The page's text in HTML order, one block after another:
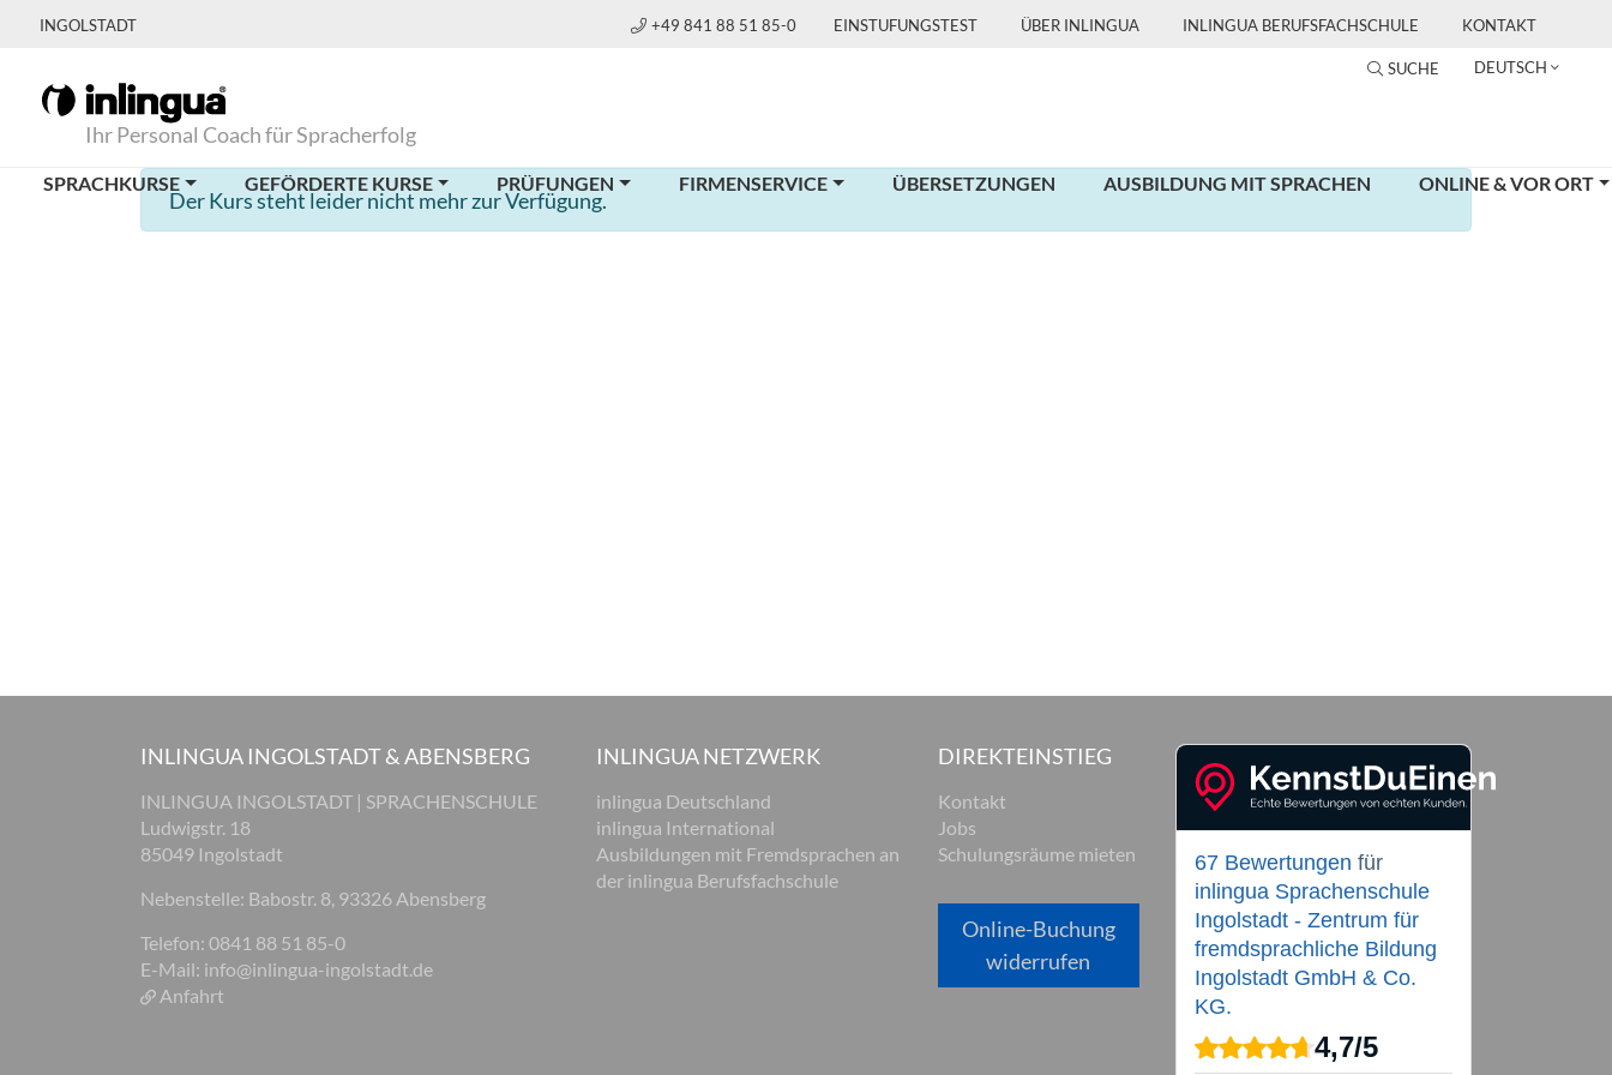
INGOLSTADT +49 841 88 51 85-0 EINSTUFUNGSTEST ÜBER INLINGUA INLINGUA BERUFSFACHSCHULE KONTAKT
SUCHE DEUTSCH
Ihr Personal Coach für Spracherfolg
SPRACHKURSE GEFÖRDERTE KURSE PRÜFUNGEN FIRMENSERVICE ÜBERSETZUNGEN AUSBILDUNG MIT SPRACHEN ONLINE & VOR ORT
Der Kurs steht leider nicht mehr zur Verfügung.
INLINGUA INGOLSTADT & ABENSBERG
INLINGUA INGOLSTADT | SPRACHENSCHULE
Ludwigstr. 18
85049 Ingolstadt
Nebenstelle: Babostr. 8, 93326 Abensberg
Telefon: 0841 88 51 85-0
E-Mail: info@inlingua-ingolstadt.de
Anfahrt
INLINGUA NETZWERK
inlingua Deutschland
inlingua International
Ausbildungen mit Fremdsprachen an
der inlingua Berufsfachschule
DIREKTEINSTIEG
Kontakt
Jobs
Schulungsräume mieten
Online-Buchung
widerrufen
67 Bewertungen für
inlingua Sprachenschule
Ingolstadt - Zentrum für
fremdsprachliche Bildung
Ingolstadt GmbH & Co.
KG.
4,7/5